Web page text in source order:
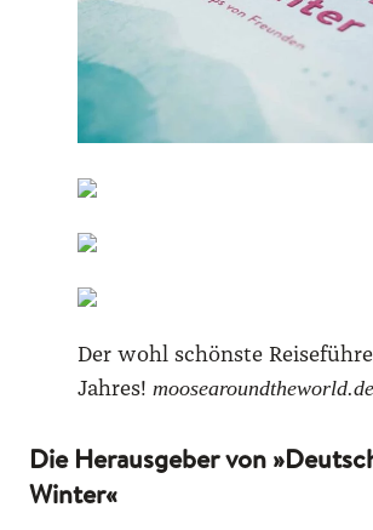
Der wohl schöns­te
Jah­res! moosearoundtheworld.de
Die Herausgeber von
Winter«